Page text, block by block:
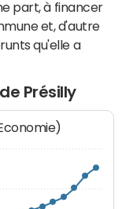
part, à financer
et, d'autre
qu'elle a
Présilly